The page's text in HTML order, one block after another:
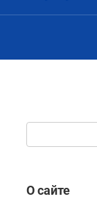
О сайте